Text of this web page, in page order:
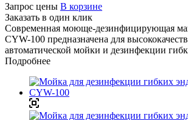
Запрос цены В корзине
Заказать в один клик
Современная моюще-дезинфицирующая
CYW-100 предназначена для
автоматической мойки и дезинфекции
Подробнее